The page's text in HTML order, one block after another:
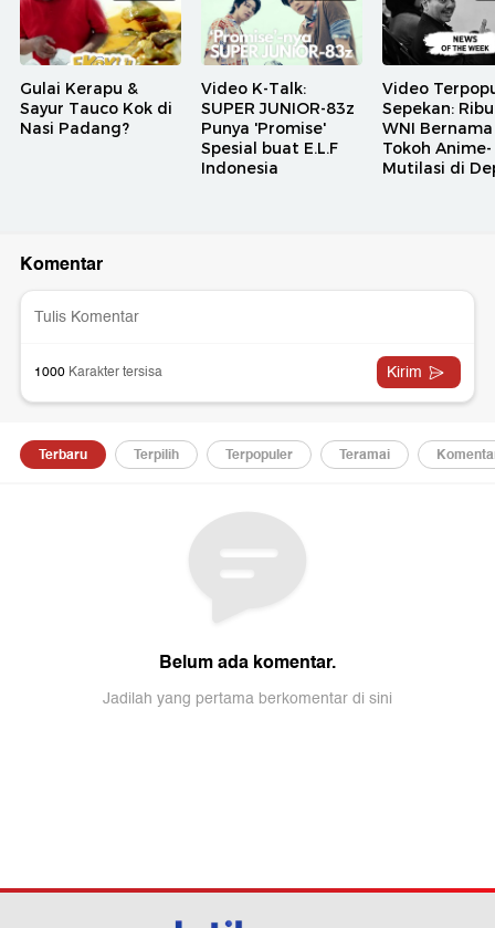
Gulai Kerapu &
Sayur Tauco Kok di
Nasi Padang?
Video K-Talk:
SUPER JUNIOR-83z
Punya 'Promise'
Spesial buat E.L.F
Indonesia
Video
Sepekan:
WNI Bernama
Tokoh Anime-
Mutilasi di